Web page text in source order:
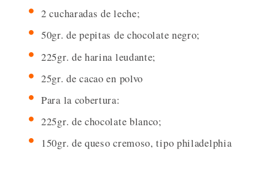
2 cucharadas de leche;
50gr. de pepitas de chocolate negro;
225gr. de harina leudante;
25gr. de cacao en polvo
Para la cobertura:
225gr. de chocolate blanco;
150gr. de queso cremoso, tipo philadelphia